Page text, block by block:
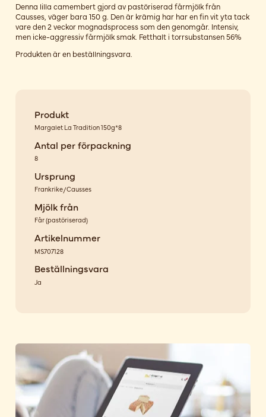
Denna lilla camembert gjord av pastöriserad fårmjölk från
Causses, väger bara 150 g. Den är krämig har har en fin vit yta tack
vare den 2 veckor mognadsprocess som den genomgår. Intensiv,
men icke-aggressiv fårmjölk smak. Fetthalt i torrsubstansen 56%
Produkten är en beställningsvara.
Produkt
Margalet La Tradition 150g*8
Antal per förpackning
8
Ursprung
Frankrike/Causses
Mjölk från
Får(pastöriserad)
Artikelnummer
MS707128
Beställningsvara
Ja